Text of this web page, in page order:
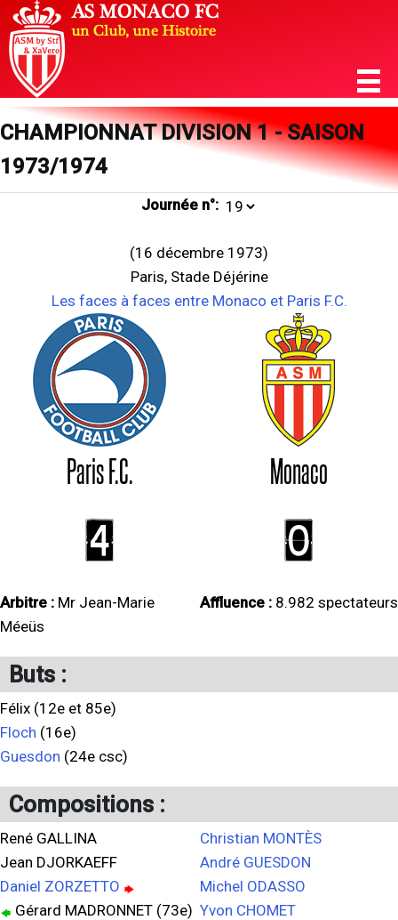
CHAMPIONNAT DIVISION 1 - SAISON
1973/1974
Journée n°:
(16 décembre 1973)
Paris, Stade Déjérine
Les faces à faces entre Monaco et Paris F.C.
Paris F.C. Monaco
4 0
Arbitre : Mr Jean-Marie
Méeüs
Affluence : 8.982 spectateurs
Buts :
Félix (12e et 85e)
Floch (16e)
Guesdon (24e csc)
Compositions :
René GALLINA
Jean DJORKAEFF
Daniel ZORZETTO
Gérard MADRONNET (73e)
Christian MONTÈS
André GUESDON
Michel ODASSO
Yvon CHOMET